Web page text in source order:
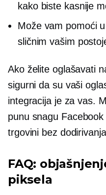
kako biste kasnije
Može vam pomoći
sličnim vašim
Ako želite oglašavati
sigurni da su vaši
integracija je za vas.
punu snagu
trgovini bez
FAQ:
piksela